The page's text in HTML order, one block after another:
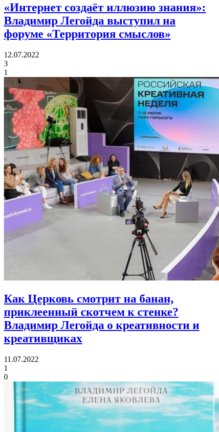
«Интернет создаёт иллюзию знания»:
Владимир Легойда выступил на
форуме «Территория смыслов»
12.07.2022
3
1
Как Церковь смотрит на банан,
приклеенный скотчем к стенке?
Владимир Легойда о креативности и
креативщиках
11.07.2022
1
0